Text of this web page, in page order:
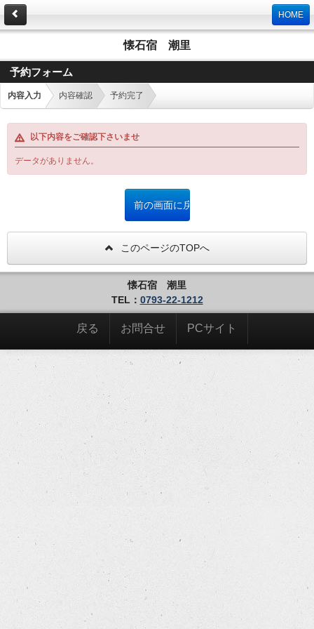
HOME
懐石宿 潮里
予約フォーム
内容入力 内容確認 予約完了
以下内容をご確認下さいませ
データがありません。
このページのTOPへ
懐石宿 潮里
TEL： 0793-22-1212
戻る お問合せ PCサイト